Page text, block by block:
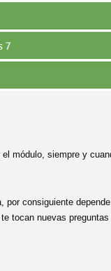
módulo, siempre y
consiguiente
tocan nuevas